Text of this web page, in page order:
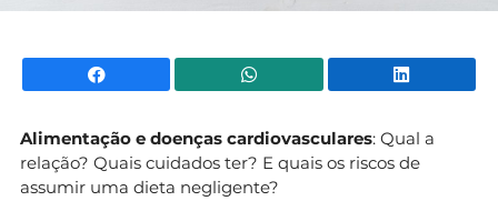
Facebook WhatsApp
Alimentação e doenças cardiovasculares: Qual a
relação? Quais cuidados ter? E quais os riscos de
assumir uma dieta negligente?